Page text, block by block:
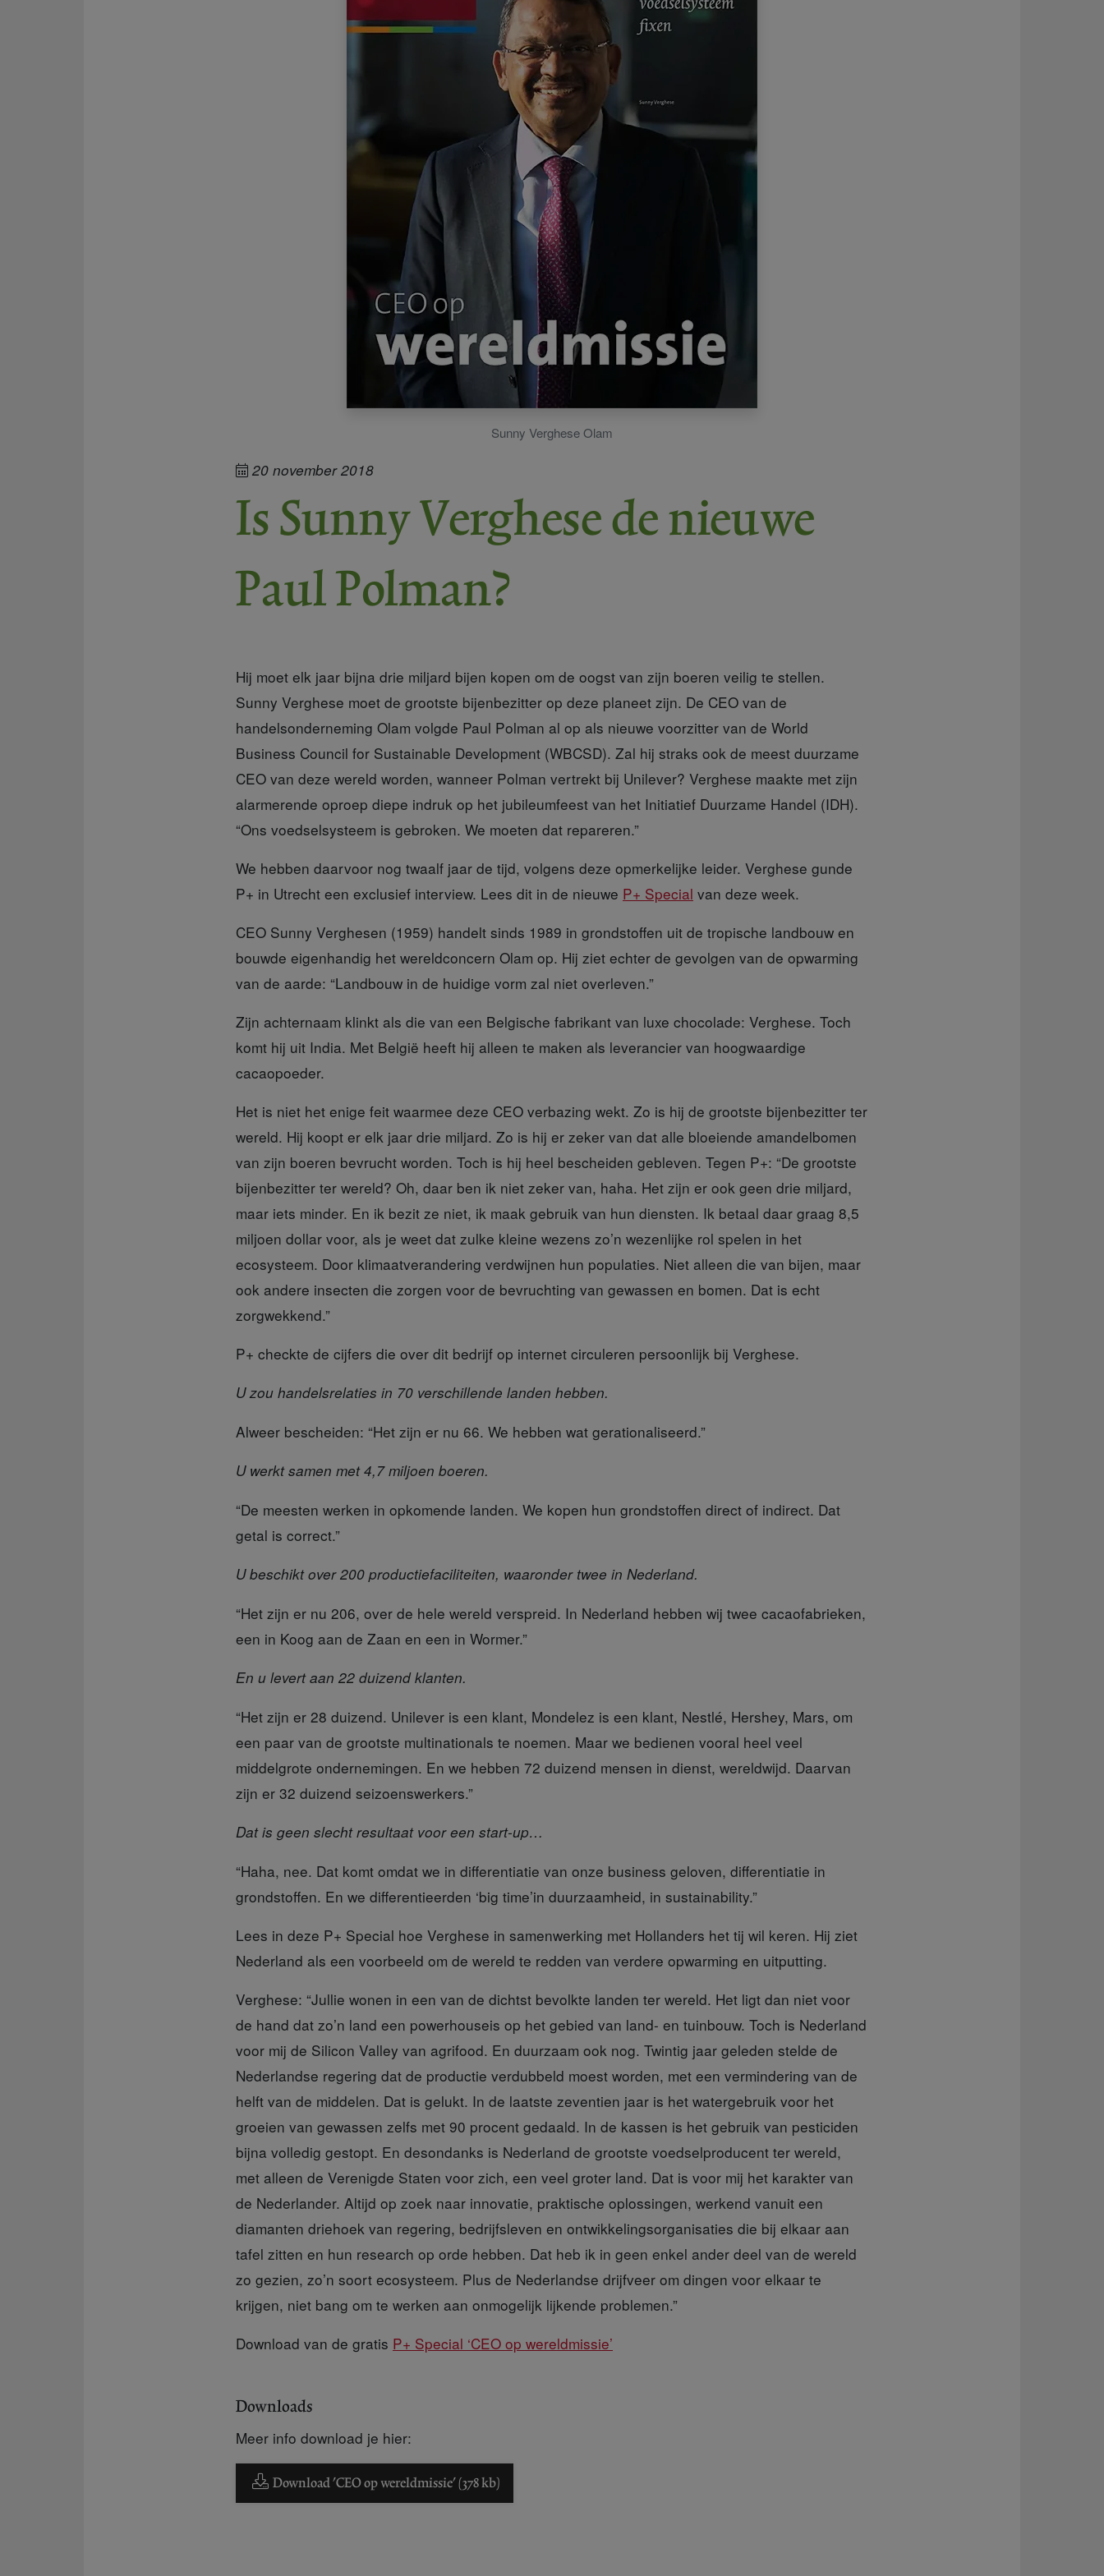
Sunny Verghese Olam
20 november 2018
Is Sunny Verghese de nieuwe
Paul Polman?
Hij moet elk jaar bijna drie miljard bijen kopen om de oogst van zijn boeren veilig te stellen.
Sunny Verghese moet de grootste bijenbezitter op deze planeet zijn. De CEO van de
handelsonderneming Olam volgde Paul Polman al op als nieuwe voorzitter van de World
Business Council for Sustainable Development (WBCSD). Zal hij straks ook de meest duurzame
CEO van deze wereld worden, wanneer Polman vertrekt bij Unilever? Verghese maakte met zijn
alarmerende oproep diepe indruk op het jubileumfeest van het Initiatief Duurzame Handel (IDH).
“Ons voedselsysteem is gebroken. We moeten dat repareren.”
We hebben daarvoor nog twaalf jaar de tijd, volgens deze opmerkelijke leider. Verghese gunde
P+ in Utrecht een exclusief interview. Lees dit in de nieuwe P+ Special van deze week.
CEO Sunny Verghesen (1959) handelt sinds 1989 in grondstoffen uit de tropische landbouw en
bouwde eigenhandig het wereldconcern Olam op. Hij ziet echter de gevolgen van de opwarming
van de aarde: “Landbouw in de huidige vorm zal niet overleven.”
Zijn achternaam klinkt als die van een Belgische fabrikant van luxe chocolade: Verghese. Toch
komt hij uit India. Met België heeft hij alleen te maken als leverancier van hoogwaardige
cacaopoeder.
Het is niet het enige feit waarmee deze CEO verbazing wekt. Zo is hij de grootste bijenbezitter ter
wereld. Hij koopt er elk jaar drie miljard. Zo is hij er zeker van dat alle bloeiende amandelbomen
van zijn boeren bevrucht worden. Toch is hij heel bescheiden gebleven. Tegen P+: “De grootste
bijenbezitter ter wereld? Oh, daar ben ik niet zeker van, haha. Het zijn er ook geen drie miljard,
maar iets minder. En ik bezit ze niet, ik maak gebruik van hun diensten. Ik betaal daar graag 8,5
miljoen dollar voor, als je weet dat zulke kleine wezens zo’n wezenlijke rol spelen in het
ecosysteem. Door klimaatverandering verdwijnen hun populaties. Niet alleen die van bijen, maar
ook andere insecten die zorgen voor de bevruchting van gewassen en bomen. Dat is echt
zorgwekkend.”
P+ checkte de cijfers die over dit bedrijf op internet circuleren persoonlijk bij Verghese.
U zou handelsrelaties in 70 verschillende landen hebben.
Alweer bescheiden: “Het zijn er nu 66. We hebben wat gerationaliseerd.”
U werkt samen met 4,7 miljoen boeren.
“De meesten werken in opkomende landen. We kopen hun grondstoffen direct of indirect. Dat
getal is correct.”
U beschikt over 200 productiefaciliteiten, waaronder twee in Nederland.
“Het zijn er nu 206, over de hele wereld verspreid. In Nederland hebben wij twee cacaofabrieken,
een in Koog aan de Zaan en een in Wormer.”
En u levert aan 22 duizend klanten.
“Het zijn er 28 duizend. Unilever is een klant, Mondelez is een klant, Nestlé, Hershey, Mars, om
een paar van de grootste multinationals te noemen. Maar we bedienen vooral heel veel
middelgrote ondernemingen. En we hebben 72 duizend mensen in dienst, wereldwijd. Daarvan
zijn er 32 duizend seizoenswerkers.”
Dat is geen slecht resultaat voor een start-up…
“Haha, nee. Dat komt omdat we in differentiatie van onze business geloven, differentiatie in
grondstoffen. En we differentieerden ‘big time’in duurzaamheid, in sustainability.”
Lees in deze P+ Special hoe Verghese in samenwerking met Hollanders het tij wil keren. Hij ziet
Nederland als een voorbeeld om de wereld te redden van verdere opwarming en uitputting.
Verghese: “Jullie wonen in een van de dichtst bevolkte landen ter wereld. Het ligt dan niet voor
de hand dat zo’n land een powerhouseis op het gebied van land- en tuinbouw. Toch is Nederland
voor mij de Silicon Valley van agrifood. En duurzaam ook nog. Twintig jaar geleden stelde de
Nederlandse regering dat de productie verdubbeld moest worden, met een vermindering van de
helft van de middelen. Dat is gelukt. In de laatste zeventien jaar is het watergebruik voor het
groeien van gewassen zelfs met 90 procent gedaald. In de kassen is het gebruik van pesticiden
bijna volledig gestopt. En desondanks is Nederland de grootste voedselproducent ter wereld,
met alleen de Verenigde Staten voor zich, een veel groter land. Dat is voor mij het karakter van
de Nederlander. Altijd op zoek naar innovatie, praktische oplossingen, werkend vanuit een
diamanten driehoek van regering, bedrijfsleven en ontwikkelingsorganisaties die bij elkaar aan
tafel zitten en hun research op orde hebben. Dat heb ik in geen enkel ander deel van de wereld
zo gezien, zo’n soort ecosysteem. Plus de Nederlandse drijfveer om dingen voor elkaar te
krijgen, niet bang om te werken aan onmogelijk lijkende problemen.”
Download van de gratis P+ Special ‘CEO op wereldmissie’
Downloads
Meer info download je hier:
Download 'CEO op wereldmissie' (378 kb)